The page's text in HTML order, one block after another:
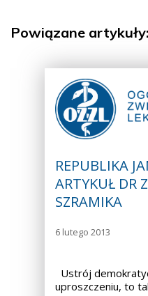
Powiązane artykuły:
REPUBLIKA
ARTYKUŁ DR
SZRAMIKA
6 lutego 2013
Ustrój
uproszczeniu, to